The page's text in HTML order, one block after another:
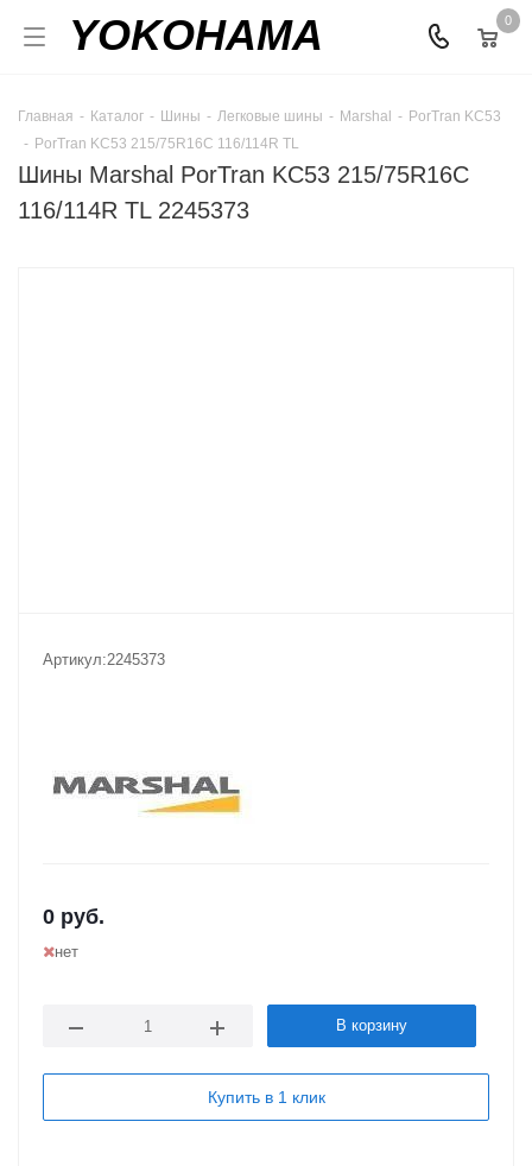
YOKOHAMA 0
Главная - Каталог - Шины - Легковые шины - Marshal - PorTran KC53
- PorTran KC53 215/75R16C 116/114R TL
Шины Marshal PorTran KC53 215/75R16C
116/114R TL 2245373
Артикул:2245373
0 руб.
нет
В корзину
Купить в 1 клик